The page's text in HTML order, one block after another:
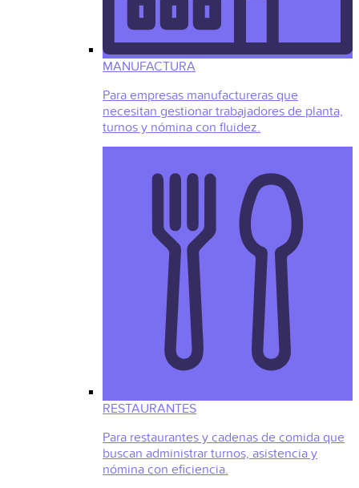
MANUFACTURA
Para empresas manufactureras que
necesitan gestionar trabajadores de planta,
turnos y nómina con fluidez.
RESTAURANTES
Para restaurantes y cadenas de comida que
buscan administrar turnos, asistencia y
nómina con eficiencia.